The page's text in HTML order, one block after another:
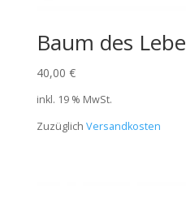
Baum des
40,00 €
inkl. 19 % MwSt.
Zuzüglich Versandkosten